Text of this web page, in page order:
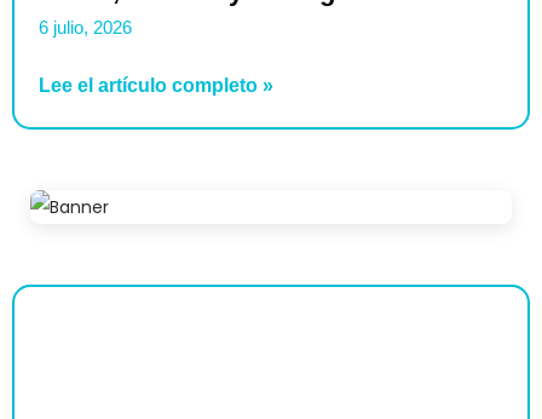
6 julio, 2026
Lee el artículo completo »